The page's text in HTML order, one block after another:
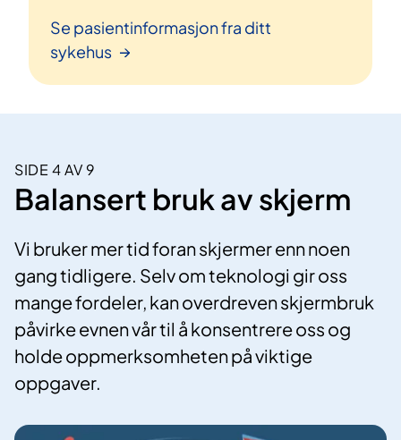
Se pasientinformasjon fra ditt
sykehus
SIDE 4 AV 9
Balansert bruk av skjerm
Vi bruker mer tid foran skjermer enn noen
gang tidligere. Selv om teknologi gir oss
mange fordeler, kan overdreven skjermbruk
påvirke evnen vår til å konsentrere oss og
holde oppmerksomheten på viktige
oppgaver.